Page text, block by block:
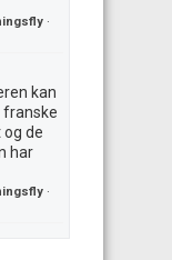
·
kan
franske
og de
har
·